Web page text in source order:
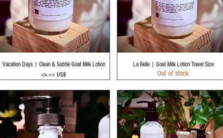
Quick View
Vacation Days | Clean & Subtle Goat Milk Lotion
Price
২৯.০০ US$
Quick View
La Belle | Goat Milk Lotion Travel Size
Out of stock